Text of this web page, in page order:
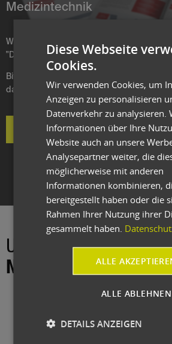
Medizintechnik
Wir freuen uns über Ihr Interesse an
"Digitalisierung & Regularien in der
Bitte hinterlassen Sie uns Ihre
das Whitepaper zeitnah zur Verfügung.
Whitepaper anfordern
Unser Medizintechnik
Netzwerk
Diese Webseite
Cookies.
Wir verwenden Cookies, um
Anzeigen zu personalisieren
Datenverkehr zu analysieren.
Informationen über Ihre
Website auch an unsere
Analysepartner weiter, die
möglicherweise mit anderen
Informationen kombinieren,
bereitgestellt haben oder die
Rahmen Ihrer Nutzung ihrer
gesammelt haben.
ALLE
ALLE ABLEHNEN
DETAILS ANZEIGEN